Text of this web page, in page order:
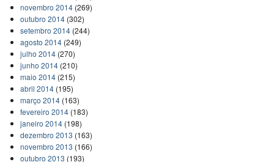
novembro 2014(269)
outubro 2014(302)
setembro 2014(244)
agosto 2014(249)
julho 2014(270)
junho 2014(210)
maio 2014(215)
abril 2014(195)
março 2014(163)
fevereiro 2014(183)
janeiro 2014(198)
dezembro 2013 (163)
novembro 2013 (166)
outubro 2013 (193)